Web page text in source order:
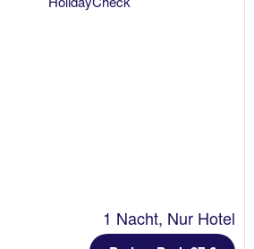
1 Nacht, Nur Hotel